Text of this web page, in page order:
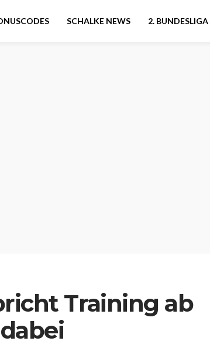
SCHALKE NEWS 2. BUNDESLIGA
Training ab